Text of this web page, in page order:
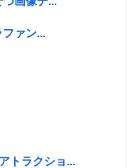
ァン...
トラクショ...